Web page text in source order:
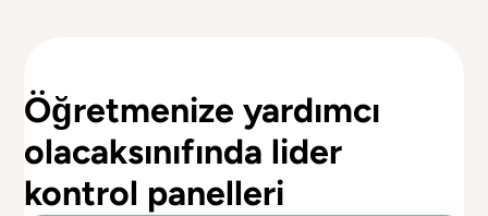
Öğretmenize yardımcı
olacaksınıfında lider
kontrol panelleri